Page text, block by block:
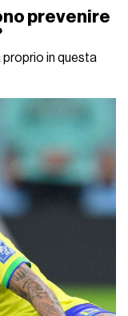
prevenire
in questa